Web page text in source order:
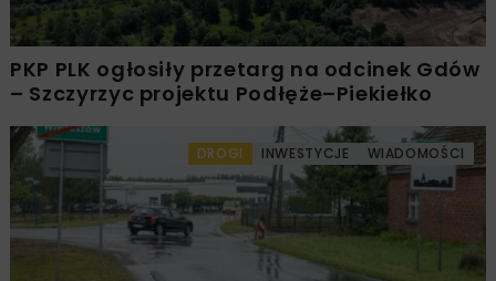
PKP PLK ogłosiły przetarg na odcinek Gdów
– Szczyrzyc projektu Podłęże–Piekiełko
DROGI INWESTYCJE WIADOMOŚCI